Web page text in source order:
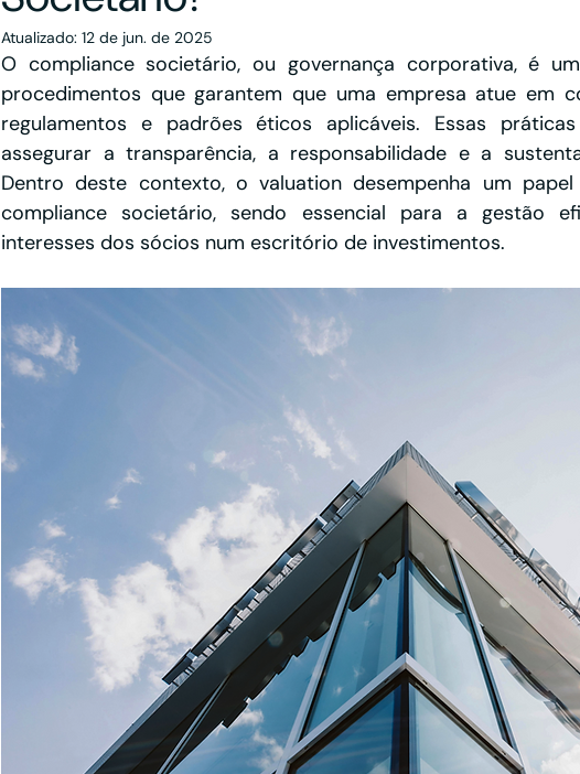
Atualizado: 12 de jun. de 2025
O compliance societário, ou governança corporativa, é
procedimentos que garantem que uma empresa atue em
regulamentos e padrões éticos aplicáveis. Essas
assegurar a transparência, a responsabilidade e a
Dentro deste contexto, o valuation desempenha um
compliance societário, sendo essencial para a gestão
interesses dos sócios num escritório de investimentos.